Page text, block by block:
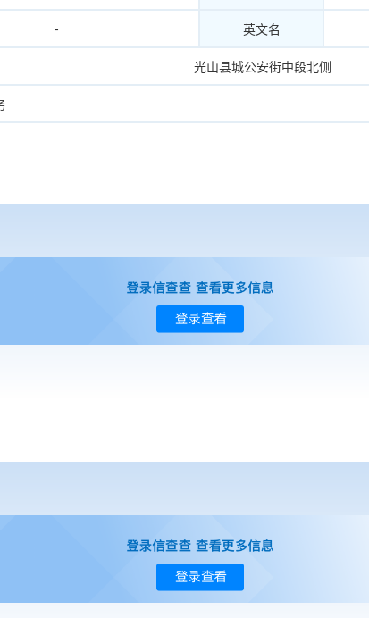
- 英文名
光山县城公安街中段北侧